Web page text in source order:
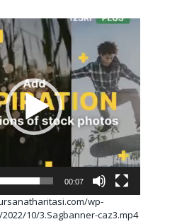
00:07
wp-
10/3.Sagbanner-caz3.mp4